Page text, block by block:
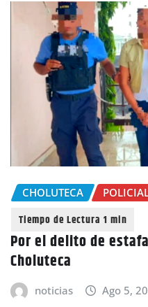
CHOLUTECA
Por el delito de
Choluteca
noticias Ago 5,